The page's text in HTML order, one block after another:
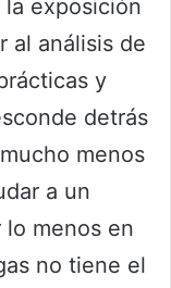
exposición
al análisis de
y
detrás
menos
a un
lo menos en
no tiene el